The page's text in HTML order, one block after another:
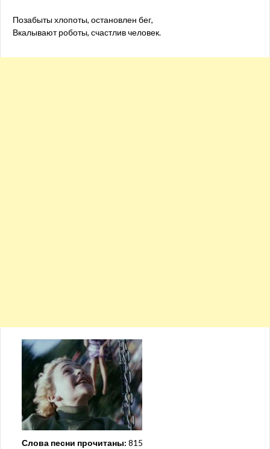
Позабыты хлопоты, остановлен бег,
Вкалывают роботы, счастлив человек.
Слова песни прочитаны: 815